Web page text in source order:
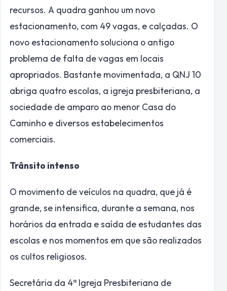
recursos. A quadra ganhou um novo
estacionamento, com 49 vagas, e calçadas. O
novo estacionamento soluciona o antigo
problema de falta de vagas em locais
apropriados. Bastante movimentada, a QNJ 10
abriga quatro escolas, a igreja presbiteriana, a
sociedade de amparo ao menor Casa do
Caminho e diversos estabelecimentos
comerciais.
Trânsito intenso
O movimento de veículos na quadra, que já é
grande, se intensifica, durante a semana, nos
horários da entrada e saída de estudantes das
escolas e nos momentos em que são realizados
os cultos religiosos.
Secretária da 4ª Igreja Presbiteriana de